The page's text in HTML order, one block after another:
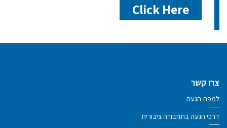
Click Here
צרו קשר
למפת הגעה
דרכי הגעה בתחבורה ציבורית